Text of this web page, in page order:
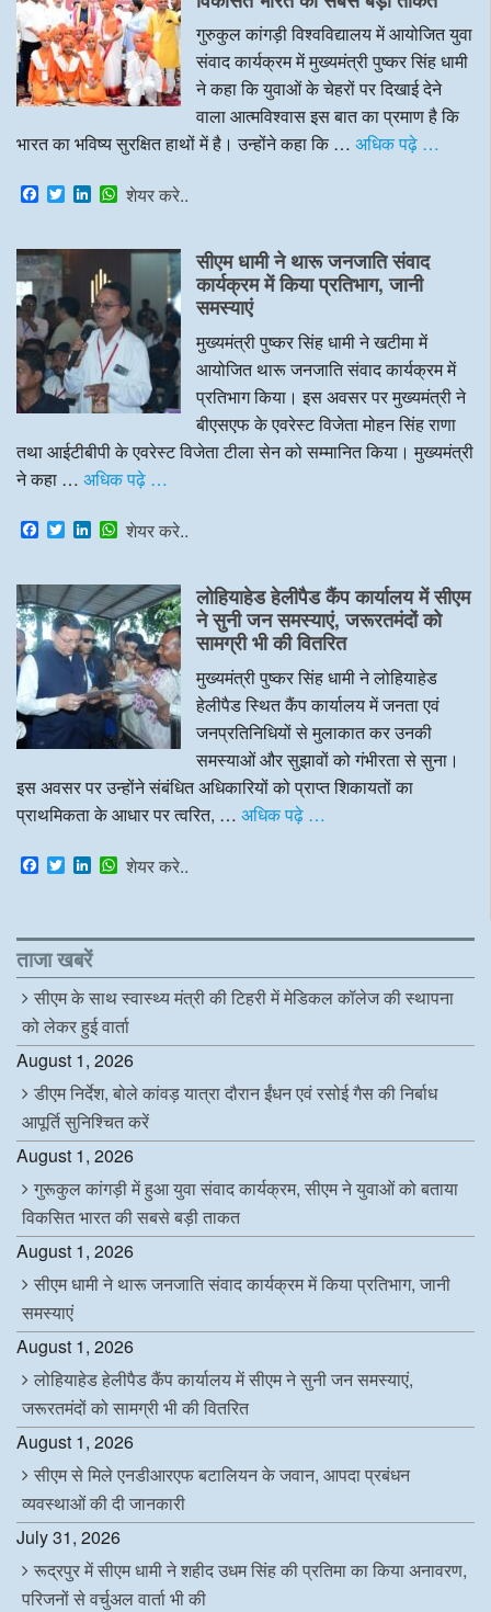
k n p
गुरुकुल कांगड़ी विश्वविद्यालय में आयोजित युवा
संवाद कार्यक्रम में मुख्यमंत्री पुष्कर सिंह धामी
ने कहा कि युवाओं के चेहरों पर दिखाई देने
वाला आत्मविश्वास इस बात का प्रमाण है कि
भारत का भविष्य सुरक्षित हाथों में है। उन्होंने कहा कि … अधिक पढ़े …
F
a
e
b
o
o
k
T
w
t
e
r
L
k
e
d
I
n
W
t
A
p
p
शेयर करे..
सीएम धामी ने थारू जनजाति संवाद
कार्यक्रम में किया प्रतिभाग, जानी
समस्याएं
मुख्यमंत्री पुष्कर सिंह धामी ने खटीमा में
आयोजित थारू जनजाति संवाद कार्यक्रम में
प्रतिभाग किया। इस अवसर पर मुख्यमंत्री ने
बीएसएफ के एवरेस्ट विजेता मोहन सिंह राणा
तथा आईटीबीपी के एवरेस्ट विजेता टीला सेन को सम्मानित किया। मुख्यमंत्री
ने कहा … अधिक पढ़े …
F
a
e
b
o
o
k
T
w
t
t
e
r
L
k
e
d
I
n
W
t
s
A
p
p
शेयर करे..
लोहियाहेड हेलीपैड कैंप कार्यालय में सीएम
ने सुनी जन समस्याएं, जरूरतमंदों को
सामग्री भी की वितरित
मुख्यमंत्री पुष्कर सिंह धामी ने लोहियाहेड
हेलीपैड स्थित कैंप कार्यालय में जनता एवं
जनप्रतिनिधियों से मुलाकात कर उनकी
समस्याओं और सुझावों को गंभीरता से सुना।
इस अवसर पर उन्होंने संबंधित अधिकारियों को प्राप्त शिकायतों का
प्राथमिकता के आधार पर त्वरित, … अधिक पढ़े …
F
a
b
o
o
k
T
w
t
e
r
L
e
d
I
n
W
s
p
शेयर करे..
ताजा खबरें
सीएम के साथ स्वास्थ्य मंत्री की टिहरी में मेडिकल कॉलेज की स्थापना
को लेकर हुई वार्ता
August 1, 2026
डीएम निर्देश, बोले कांवड़ यात्रा दौरान ईंधन एवं रसोई गैस की निर्बाध
आपूर्ति सुनिश्चित करें
August 1, 2026
गुरूकुल कांगड़ी में हुआ युवा संवाद कार्यक्रम, सीएम ने युवाओं को बताया
विकसित भारत की सबसे बड़ी ताकत
August 1, 2026
सीएम धामी ने थारू जनजाति संवाद कार्यक्रम में किया प्रतिभाग, जानी
समस्याएं
August 1, 2026
लोहियाहेड हेलीपैड कैंप कार्यालय में सीएम ने सुनी जन समस्याएं,
जरूरतमंदों को सामग्री भी की वितरित
August 1, 2026
सीएम से मिले एनडीआरएफ बटालियन के जवान, आपदा प्रबंधन
व्यवस्थाओं की दी जानकारी
July 31, 2026
रूद्रपुर में सीएम धामी ने शहीद उधम सिंह की प्रतिमा का किया अनावरण,
परिजनों से वर्चुअल वार्ता भी की